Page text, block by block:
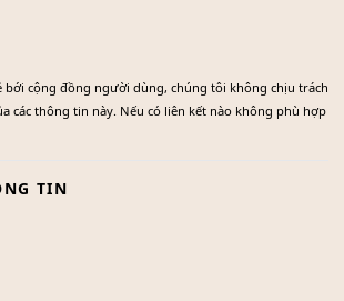
bới cộng đồng người dùng, chúng tôi không chịu trách
các thông tin này. Nếu có liên kết nào không phù hợp
TIN